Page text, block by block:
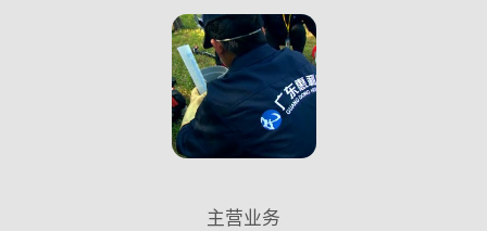
主营业务